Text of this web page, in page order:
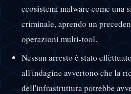
ecosistemi malware come una
criminale, aprendo un
operazioni multi-tool.
Nessun arresto è stato
all'indagine avvertono che la
dell'infrastruttura potrebbe